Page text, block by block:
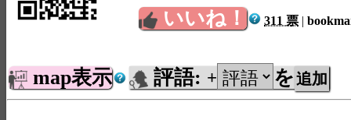
いいね！ 311 票 |
map表示 評語: + を